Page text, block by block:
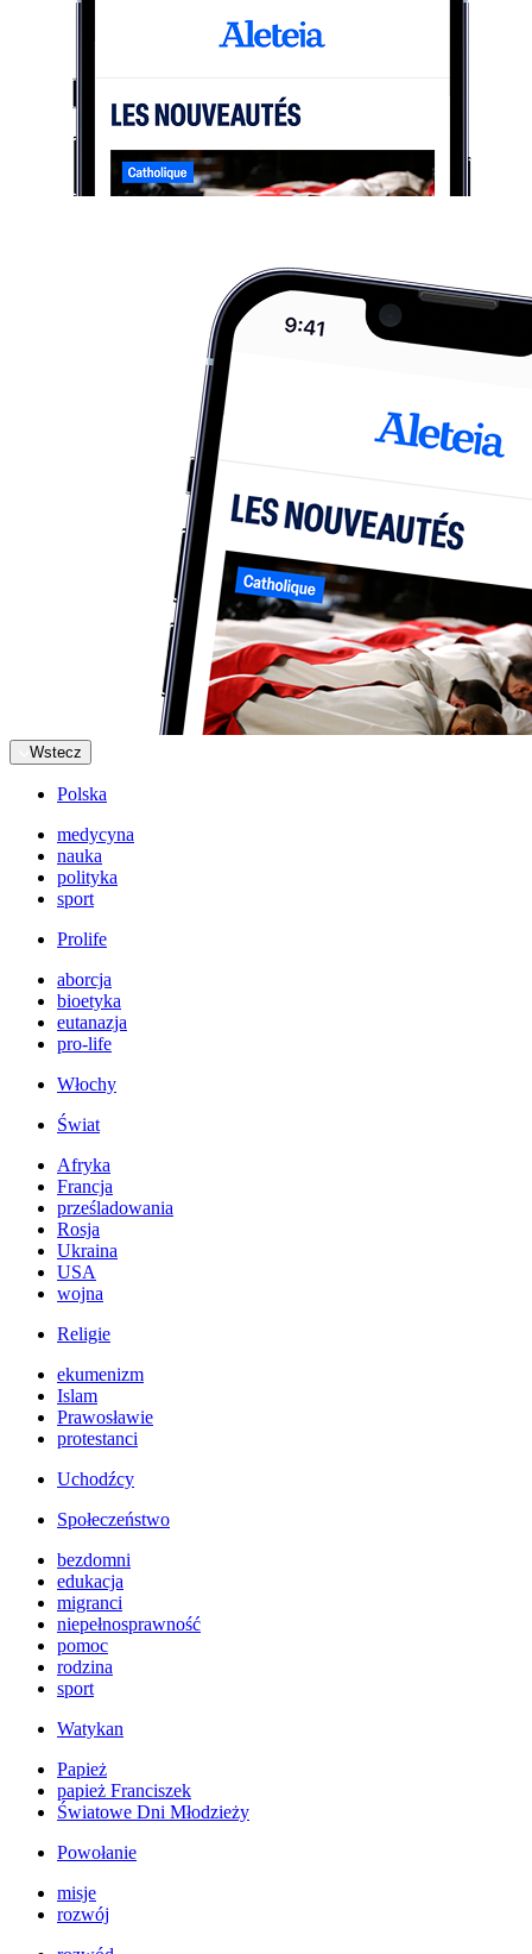
Wstecz
Polska
medycyna
nauka
polityka
sport
Prolife
aborcja
bioetyka
eutanazja
pro-life
Włochy
Świat
Afryka
Francja
prześladowania
Rosja
Ukraina
USA
wojna
Religie
ekumenizm
Islam
Prawosławie
protestanci
Uchodźcy
Społeczeństwo
bezdomni
edukacja
migranci
niepełnosprawność
pomoc
rodzina
sport
Watykan
Papież
papież Franciszek
Światowe Dni Młodzieży
Powołanie
misje
rozwój